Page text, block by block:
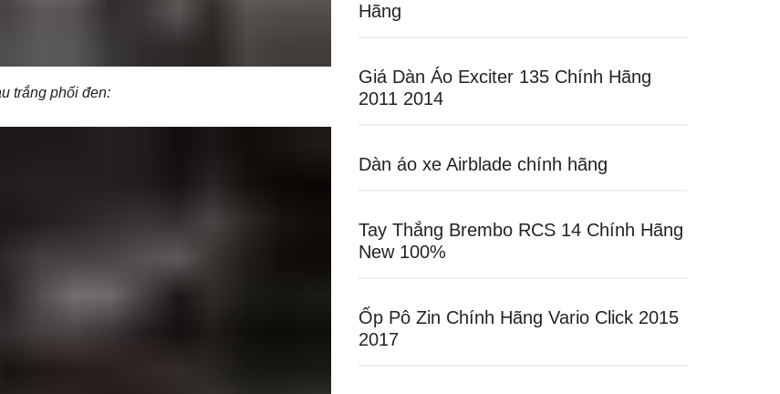
trắng phối đen:
Hãng
Giá Dàn Áo Exciter 135 Chính Hãng
2011 2014
Dàn áo xe Airblade chính hãng
Tay Thắng Brembo RCS 14 Chính Hãng
New 100%
Ốp Pô Zin Chính Hãng Vario Click 2015
2017